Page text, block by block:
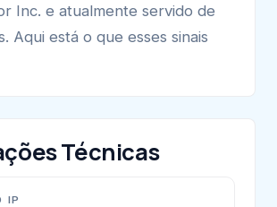
Inc. e atualmente servido de
Aqui está o que esses sinais
Técnicas
IP